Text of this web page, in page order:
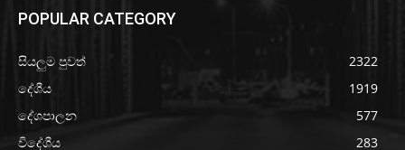
POPULAR CATEGORY
සියලුම පුවත්
2322
දේශීය
1919
දේශපාලන
577
විදේශීය
283